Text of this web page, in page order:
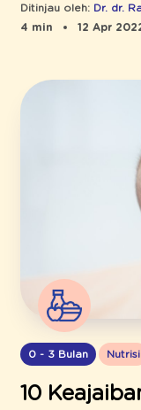
Ditinjau oleh: Dr. dr.
4 min
12 Apr
0 - 3 Bulan Nutrisi
10